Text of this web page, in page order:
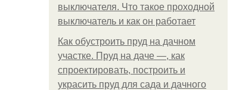
выключателя. Что такое проходной
выключатель и как он работает
Как обустроить пруд на дачном
участке. Пруд на даче —, как
спроектировать, построить и
украсить пруд для сада и дачного